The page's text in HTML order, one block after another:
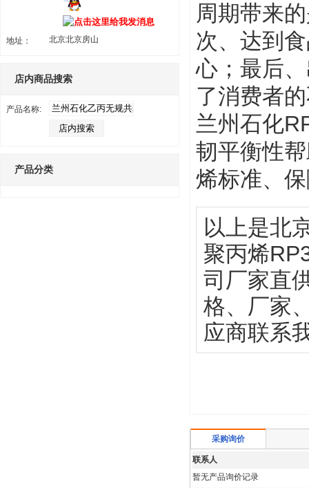
地址： 北京北京房山
店内商品搜索
产品名称:
产品分类
周期带来
次、达到
心；最后
了消费者
兰州石化
韧平衡性
烯标准、
以上是北
聚丙烯
司厂家直
格、厂家
应商联系
采购询价
联系人
暂无产品询价记录